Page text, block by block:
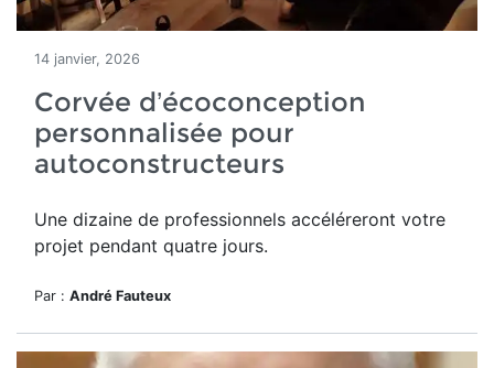
14 janvier, 2026
Corvée d’écoconception
personnalisée pour
autoconstructeurs
Une dizaine de professionnels accéléreront votre
projet pendant quatre jours.
Par : André Fauteux